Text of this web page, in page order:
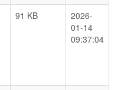
91 KB
2026-
01-14
09:37:04